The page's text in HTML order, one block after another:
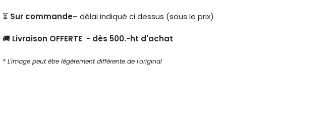
⏳ Sur commande– délai indiqué ci dessus (sous le prix)
🚚 Livraison OFFERTE - dès 500.-ht d'achat
* L'image peut être légèrement différente de l'original